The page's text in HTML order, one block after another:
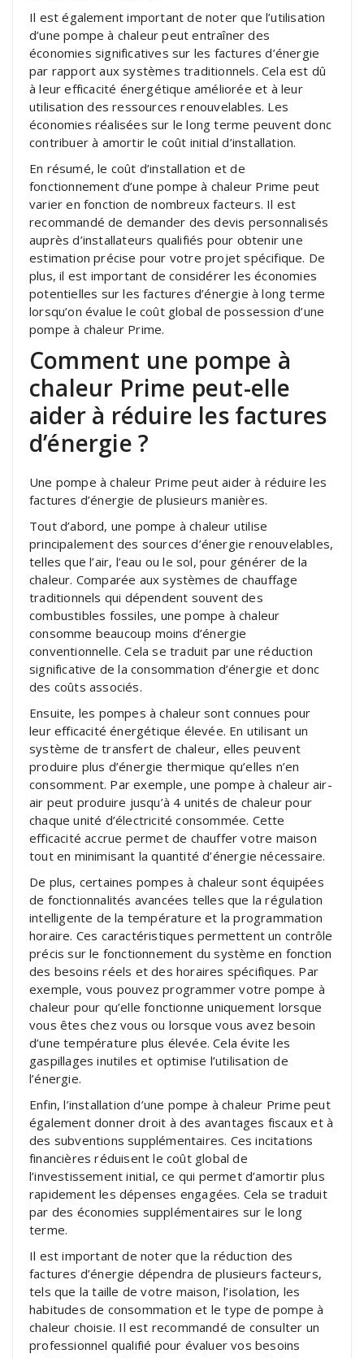
Il est également important de noter que l’utilisation
d’une pompe à chaleur peut entraîner des
économies significatives sur les factures d’énergie
par rapport aux systèmes traditionnels. Cela est dû
à leur efficacité énergétique améliorée et à leur
utilisation des ressources renouvelables. Les
économies réalisées sur le long terme peuvent donc
contribuer à amortir le coût initial d’installation.
En résumé, le coût d’installation et de
fonctionnement d’une pompe à chaleur Prime peut
varier en fonction de nombreux facteurs. Il est
recommandé de demander des devis personnalisés
auprès d’installateurs qualifiés pour obtenir une
estimation précise pour votre projet spécifique. De
plus, il est important de considérer les économies
potentielles sur les factures d’énergie à long terme
lorsqu’on évalue le coût global de possession d’une
pompe à chaleur Prime.
Comment une pompe à
chaleur Prime peut-elle
aider à réduire les factures
d’énergie ?
Une pompe à chaleur Prime peut aider à réduire les
factures d’énergie de plusieurs manières.
Tout d’abord, une pompe à chaleur utilise
principalement des sources d’énergie renouvelables,
telles que l’air, l’eau ou le sol, pour générer de la
chaleur. Comparée aux systèmes de chauffage
traditionnels qui dépendent souvent des
combustibles fossiles, une pompe à chaleur
consomme beaucoup moins d’énergie
conventionnelle. Cela se traduit par une réduction
significative de la consommation d’énergie et donc
des coûts associés.
Ensuite, les pompes à chaleur sont connues pour
leur efficacité énergétique élevée. En utilisant un
système de transfert de chaleur, elles peuvent
produire plus d’énergie thermique qu’elles n’en
consomment. Par exemple, une pompe à chaleur air-
air peut produire jusqu’à 4 unités de chaleur pour
chaque unité d’électricité consommée. Cette
efficacité accrue permet de chauffer votre maison
tout en minimisant la quantité d’énergie nécessaire.
De plus, certaines pompes à chaleur sont équipées
de fonctionnalités avancées telles que la régulation
intelligente de la température et la programmation
horaire. Ces caractéristiques permettent un contrôle
précis sur le fonctionnement du système en fonction
des besoins réels et des horaires spécifiques. Par
exemple, vous pouvez programmer votre pompe à
chaleur pour qu’elle fonctionne uniquement lorsque
vous êtes chez vous ou lorsque vous avez besoin
d’une température plus élevée. Cela évite les
gaspillages inutiles et optimise l’utilisation de
l’énergie.
Enfin, l’installation d’une pompe à chaleur Prime peut
également donner droit à des avantages fiscaux et à
des subventions supplémentaires. Ces incitations
financières réduisent le coût global de
l’investissement initial, ce qui permet d’amortir plus
rapidement les dépenses engagées. Cela se traduit
par des économies supplémentaires sur le long
terme.
Il est important de noter que la réduction des
factures d’énergie dépendra de plusieurs facteurs,
tels que la taille de votre maison, l’isolation, les
habitudes de consommation et le type de pompe à
chaleur choisie. Il est recommandé de consulter un
professionnel qualifié pour évaluer vos besoins